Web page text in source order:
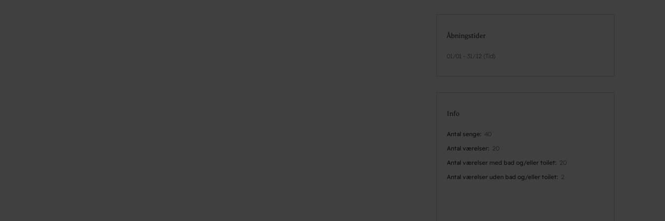
Åbningstider
01/01 - 31/12 (Tid)
Info
Antal senge
40
Antal værelser
20
Antal værelser med bad og/eller toilet
20
Antal værelser uden bad og/eller toilet
2